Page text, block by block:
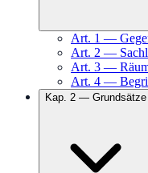
Art. 1 —
Art. 2 —
Art. 3 —
Art. 4 —
Kap. 2 — Grundsätze